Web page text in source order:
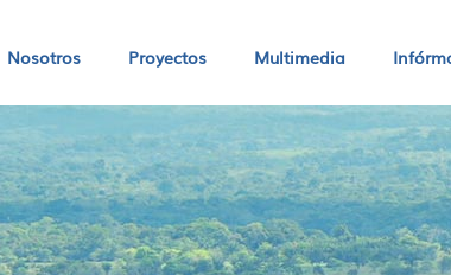
Nosotros Proyectos Multimedia